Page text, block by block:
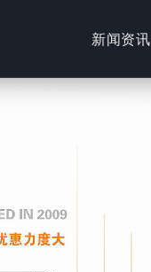
新闻资讯